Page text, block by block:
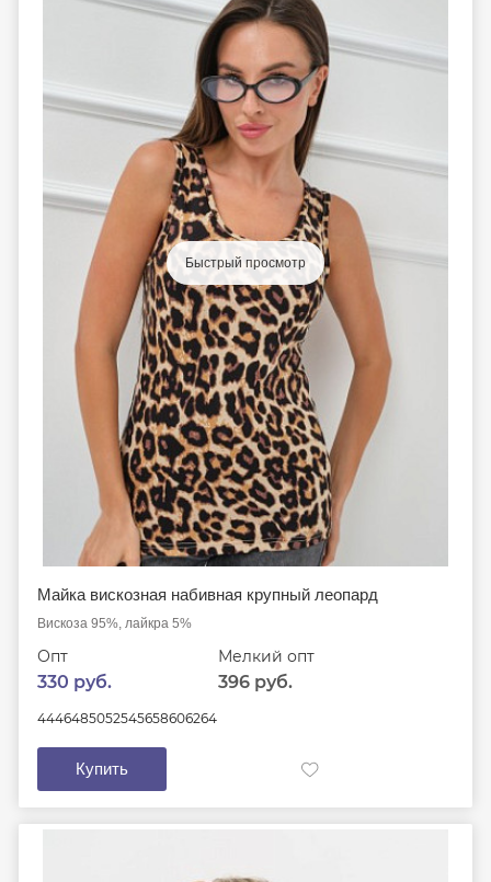
Быстрый просмотр
Майка вискозная набивная крупный леопард
Вискоза 95%, лайкра 5%
Опт Мелкий опт
330 руб. 396 руб.
4446485052545658606264
Купить